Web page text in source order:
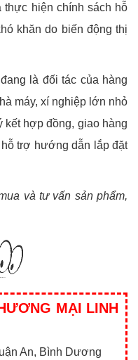
thực hiện chính sách hỗ
khăn do biến động thị
là đối tác của hàng
máy, xí nghiệp lớn nhỏ
kết hợp đồng, giao hàng
trợ hướng dẫn lắp đặt
và tư vấn sản phẩm,
MẠI LINH
An, Bình Dương